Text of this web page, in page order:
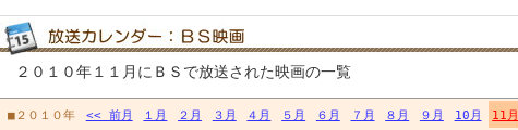
２０１０年１１月にＢＳで放送された映画の一覧
■２０１０年 << 前月 １月 ２月 ３月 ４月 ５月 ６月 ７月 ８月 ９月 10月 11月